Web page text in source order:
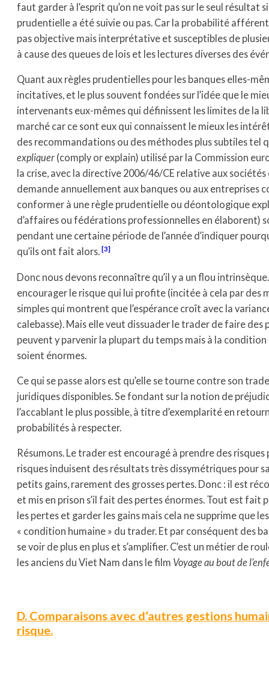
faut garder à l’esprit qu’on ne voit pas sur le seul résultat
prudentielle a été suivie ou pas. Car la probabilité
pas objective mais interprétative et susceptibles de
à cause des queues de lois et les lectures diverses des
Quant aux règles prudentielles pour les banques elles-
incitatives, et le plus souvent fondées sur l’idée que le
intervenants eux-mêmes qui définissent les limites de la
marché car ce sont eux qui connaissent le mieux les
des recommandations ou des méthodes plus subtiles tel
expliquer (comply or explain) utilisé par la Commission
la crise, avec la directive 2006/46/CE relative aux sociétés
demande annuellement aux banques ou aux entreprises
conformer à une règle prudentielle ou déontologique
d’affaires ou fédérations professionnelles en élaborent)
pendant une certaine période de l’année d’indiquer
qu’ils ont fait alors. [3]
Donc nous devons reconnaître qu’il y a un flou
encourager le risque qui lui profite (incitée à cela par des
simples qui montrent que l’espérance croît avec la
calebasse). Mais elle veut dissuader le trader de faire des
peuvent y parvenir la plupart du temps mais à la
soient énormes.
Ce qui se passe alors est qu’elle se tourne contre son
juridiques disponibles. Se fondant sur la notion de
l’accablant le plus possible, à titre d’exemplarité en
probabilités à respecter.
Résumons. Le trader est encouragé à prendre des
risques induisent des résultats très dissymétriques pour
petits gains, rarement des grosses pertes. Donc : il est
et mis en prison s’il fait des pertes énormes. Tout est fait
les pertes et garder les gains mais cela ne supprime que
« condition humaine » du trader. Et par conséquent des
se voir de plus en plus et s’amplifier. C’est un métier de
les anciens du Viet Nam dans le film Voyage au bout de
D. Comparaisons avec d’autres gestions
risque.